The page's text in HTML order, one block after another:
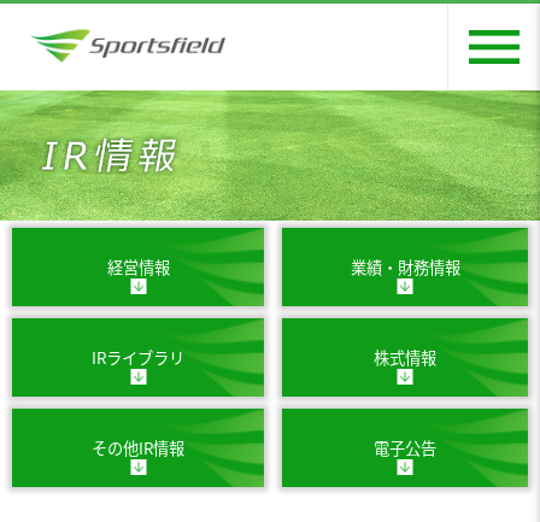
menu
経営情報 業績・財務情報
IRライブラリ 株式情報
その他IR情報 電子公告